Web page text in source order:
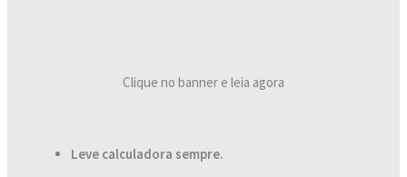
Clique no banner e leia agora
Leve calculadora sempre.